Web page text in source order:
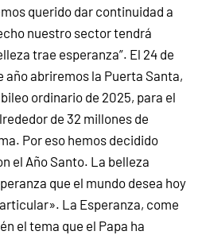
querido dar continuidad a
nuestro sector tendrá
trae esperanza”. El 24 de
año abriremos la Puerta Santa,
ordinario de 2025, para el
de 32 millones de
Por eso hemos decidido
el Año Santo. La belleza
que el mundo desea hoy
La Esperanza, come
el tema que el Papa ha